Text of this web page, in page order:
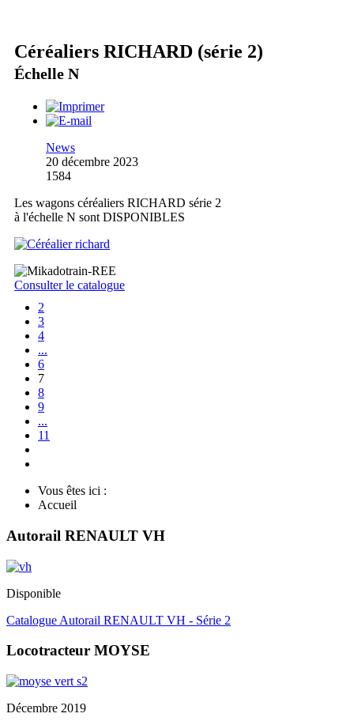
Céréaliers RICHARD (série 2)
Échelle N
News
20 décembre 2023
1584
Les wagons céréaliers RICHARD série 2
à l'échelle N sont DISPONIBLES
Consulter le catalogue
2
3
4
...
6
7
8
9
...
11
Vous êtes ici :
Accueil
Autorail RENAULT VH
Disponible
Catalogue Autorail RENAULT VH - Série 2
Locotracteur MOYSE
Décembre 2019